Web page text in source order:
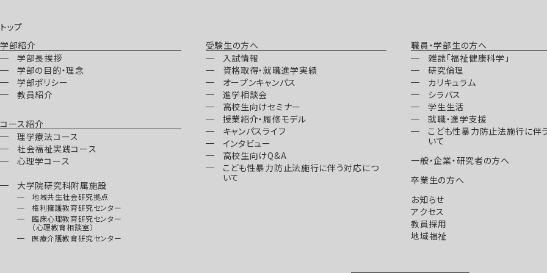
トップ
学部紹介
学部長挨拶
学部の目的・理念
学部ポリシー
教員紹介
コース紹介
理学療法コース
社会福祉実践コース
心理学コース
大学院研究科附属施設
地域共生社会研究拠点
権利擁護教育研究センター
臨床心理教育研究センター
（心理教育相談室）
医療介護教育研究センター
受験生の方へ
入試情報
資格取得・就職進学実績
オープンキャンパス
進学相談会
高校生向けセミナー
授業紹介・履修モデル
キャンパスライフ
インタビュー
高校生向けQ&A
こども性暴力防止法施行に伴う対応につ
いて
職員・学部生の方へ
雑誌「福祉健康科学」
研究倫理
カリキュラム
シラバス
学生生活
就職・進学支援
こども性暴力防止法施行に伴
いて
一般・企業・研究者の方へ
卒業生の方へ
お知らせ
アクセス
教員採用
地域福祉